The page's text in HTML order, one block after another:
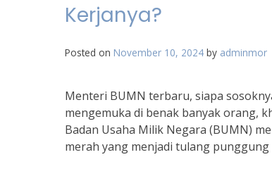
Kerjanya?
Posted on November 10, 2024 by adminmor
Menteri BUMN terbaru, siapa
mengemuka di benak banyak orang,
Badan Usaha Milik Negara (BUMN)
merah yang menjadi tulang